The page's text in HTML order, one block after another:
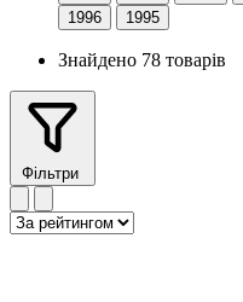
1996
1995
Знайдено 78 товарів
Фільтри